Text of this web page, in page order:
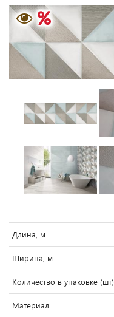
Длина, м
Ширина, м
Количество в упаковке (шт)
Материал